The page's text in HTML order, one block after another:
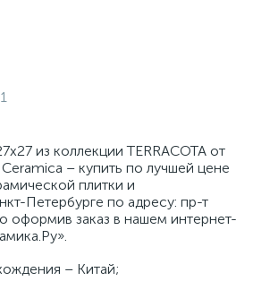
из коллекции TERRACOTA от
– купить по лучшей цене
плитки и
Петербурге по адресу: пр-т
оформив заказ в нашем интернет-
– Китай;